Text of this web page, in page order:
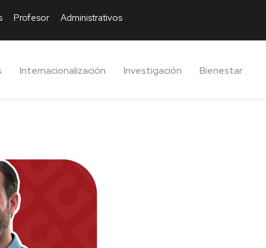
Profesor Administrativos
Internacionalización Investigación Bienestar